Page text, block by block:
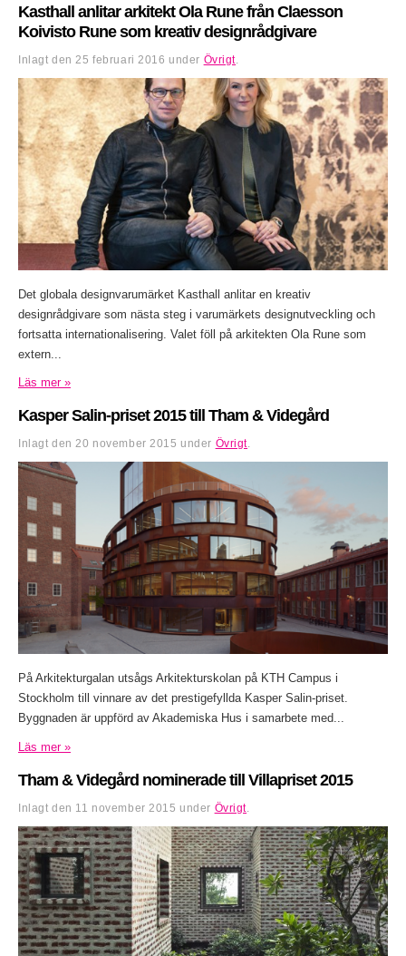
Kasthall anlitar arkitekt Ola Rune från Claesson
Koivisto Rune som kreativ designrådgivare
Inlagt den 25 februari 2016 under Övrigt
Det globala designvarumärket Kasthall anlitar en kreativ
designrådgivare som nästa steg i varumärkets designutveckling och
fortsatta internationalisering. Valet föll på arkitekten Ola Rune som
extern...
Läs mer »
Kasper Salin-priset 2015 till Tham & Videgård
Inlagt den 20 november 2015 under Övrigt
På Arkitekturgalan utsågs Arkitekturskolan på KTH Campus i
Stockholm till vinnare av det prestigefyllda Kasper Salin-priset.
Byggnaden är uppförd av Akademiska Hus i samarbete med...
Läs mer »
Tham & Videgård nominerade till Villapriset 2015
Inlagt den 11 november 2015 under Övrigt